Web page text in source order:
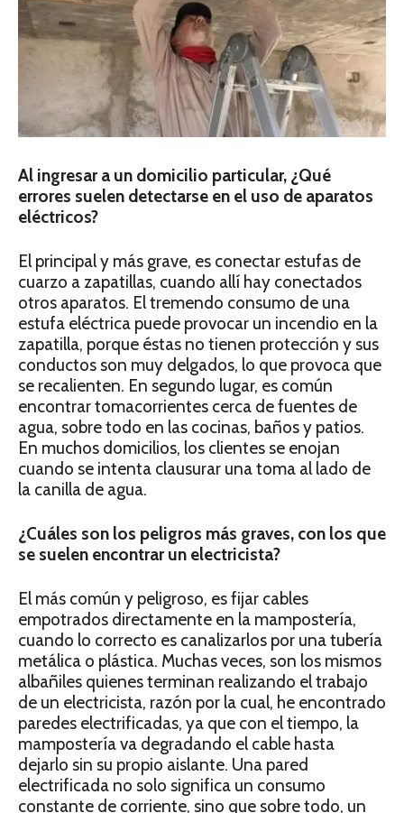
Al ingresar a un domicilio particular, ¿Qué
errores suelen detectarse en el uso de aparatos
eléctricos?
El principal y más grave, es conectar estufas de
cuarzo a zapatillas, cuando allí hay conectados
otros aparatos. El tremendo consumo de una
estufa eléctrica puede provocar un incendio en la
zapatilla, porque éstas no tienen protección y sus
conductos son muy delgados, lo que provoca que
se recalienten. En segundo lugar, es común
encontrar tomacorrientes cerca de fuentes de
agua, sobre todo en las cocinas, baños y patios.
En muchos domicilios, los clientes se enojan
cuando se intenta clausurar una toma al lado de
la canilla de agua.
¿Cuáles son los peligros más graves, con los que
se suelen encontrar un electricista?
El más común y peligroso, es fijar cables
empotrados directamente en la mampostería,
cuando lo correcto es canalizarlos por una tubería
metálica o plástica. Muchas veces, son los mismos
albañiles quienes terminan realizando el trabajo
de un electricista, razón por la cual, he encontrado
paredes electrificadas, ya que con el tiempo, la
mampostería va degradando el cable hasta
dejarlo sin su propio aislante. Una pared
electrificada no solo significa un consumo
constante de corriente, sino que sobre todo, un